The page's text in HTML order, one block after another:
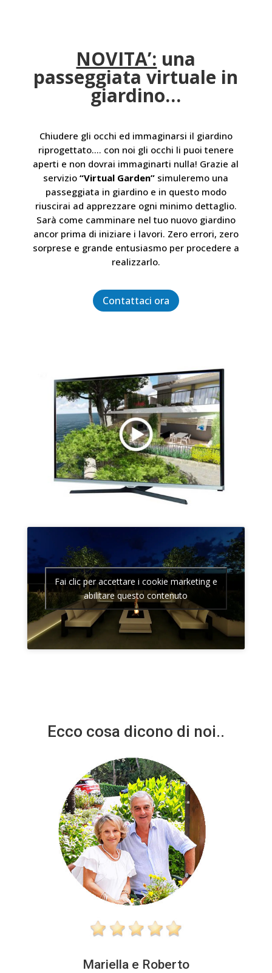
NOVITA’: una
passeggiata virtuale in
giardino…
Chiudere gli occhi ed immaginarsi il giardino
riprogettato…. con noi gli occhi li puoi tenere
aperti e non dovrai immaginarti nulla! Grazie al
servizio“Virtual Garden” simuleremo una
passeggiata in giardino e in questo modo
riuscirai ad apprezzare ogni minimo dettaglio.
Sarà come camminare nel tuo nuovo giardino
ancor prima di iniziare i lavori. Zero errori, zero
sorprese e grande entusiasmo per procedere a
realizzarlo.
Contattaci ora
Fai clic per accettare i cookie marketing e
abilitare questo contenuto
Ecco cosa dicono di noi..
Mariella e Roberto